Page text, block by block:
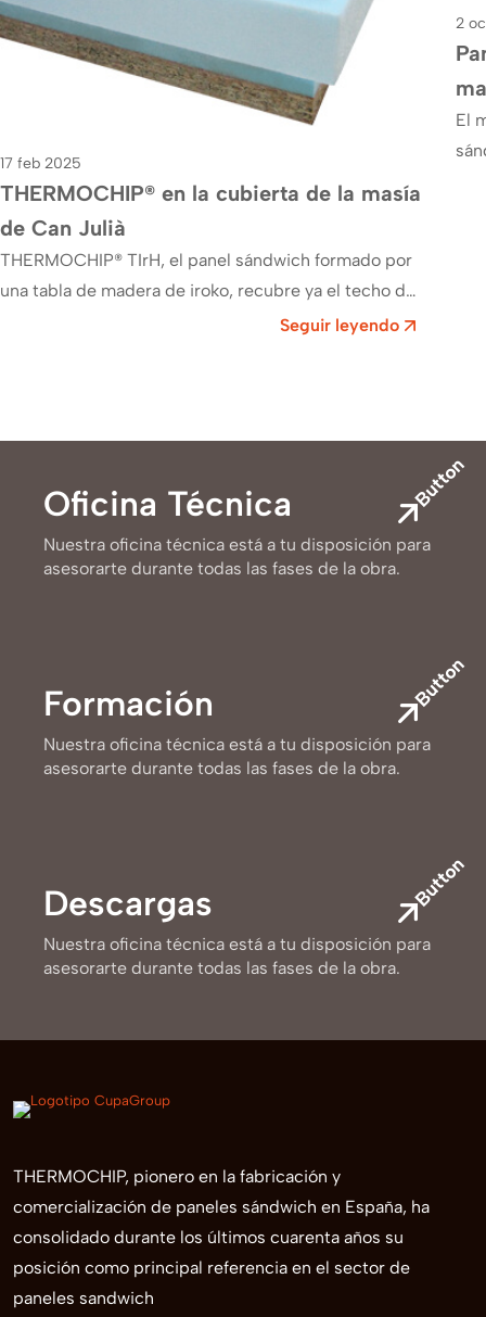
17 feb 2025
THERMOCHIP® en la cubierta de la masía
de Can Julià
THERMOCHIP® TIrH, el panel sándwich formado por
una tabla de madera de iroko, recubre ya el techo de
Seguir leyendo
2
El
Button
Oficina Técnica
Nuestra oficina técnica está a tu disposición para
asesorarte durante todas las fases de la obra.
Button
Formación
Nuestra oficina técnica está a tu disposición para
asesorarte durante todas las fases de la obra.
Button
Descargas
Nuestra oficina técnica está a tu disposición para
asesorarte durante todas las fases de la obra.
THERMOCHIP, pionero en la fabricación y
comercialización de paneles sándwich en España, ha
consolidado durante los últimos cuarenta años su
posición como principal referencia en el sector de
paneles sandwich